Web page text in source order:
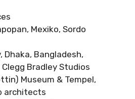
Mexiko, Sordo
Dhaka, Bangladesh,
Bradley Studios
Museum & Tempel,
architects